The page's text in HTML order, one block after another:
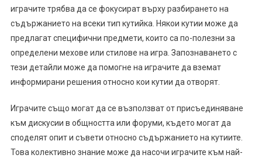
играчите трябва да се фокусират върху разбирането на
съдържанието на всеки тип кутийка. Някои кутии може да
предлагат специфични предмети, които са по-полезни за
определени мехове или стилове на игра. Запознаването с
тези детайли може да помогне на играчите да вземат
информирани решения относно кои кутии да отворят.
Играчите също могат да се възползват от присъединяване
към дискусии в общността или форуми, където могат да
споделят опит и съвети относно съдържанието на кутиите.
Това колективно знание може да насочи играчите към най-